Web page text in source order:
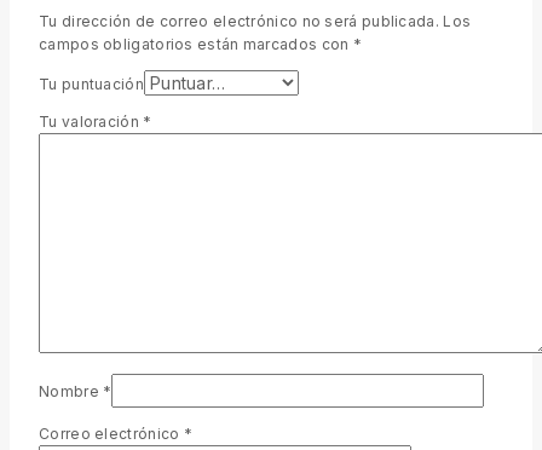
Tu dirección de correo electrónico no será publicada. Los
campos obligatorios están marcados con *
Tu puntuación
Tu valoración *
Nombre *
Correo electrónico *